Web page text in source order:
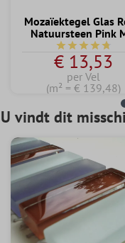
Mozaïektegel Glas
Natuursteen Pink
Gemiddelde
€ 13,53
per Vel
(m² = € 139,48)
U vindt dit